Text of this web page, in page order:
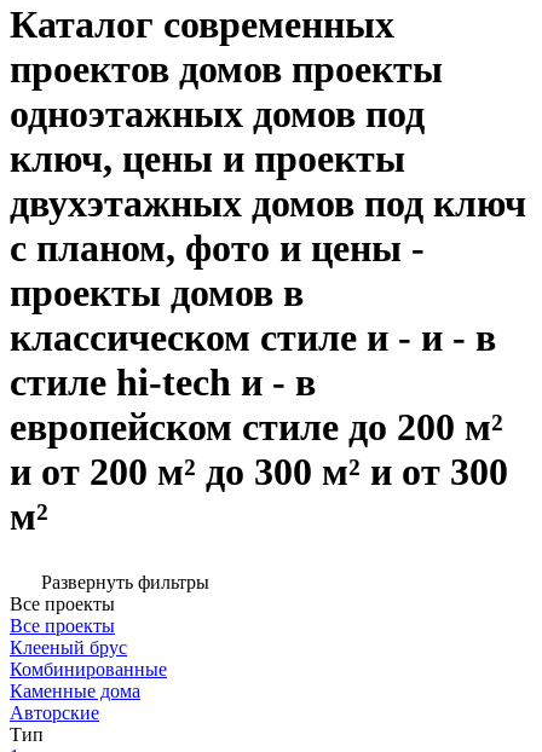
Каталог современных
проектов домов проекты
одноэтажных домов под
ключ, цены и проекты
двухэтажных домов под ключ
с планом, фото и цены -
проекты домов в
классическом стиле и - и - в
стиле hi-tech и - в
европейском стиле до 200 м²
и от 200 м² до 300 м² и от 300
м²
Развернуть фильтры
Все проекты
Все проекты
Клееный брус
Комбинированные
Каменные дома
Авторские
Тип